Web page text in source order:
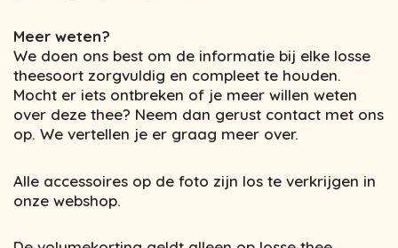
Meer weten?
We doen ons best om de informatie bij elke losse
theesoort zorgvuldig en compleet te houden.
Mocht er iets ontbreken of je meer willen weten
over deze thee? Neem dan gerust contact met ons
op. We vertellen je er graag meer over.
Alle accessoires op de foto zijn los te verkrijgen in
onze webshop.